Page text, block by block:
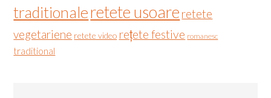
traditionaleretete usoare retete
vegetariene retete video rețete festive romanesc
traditional